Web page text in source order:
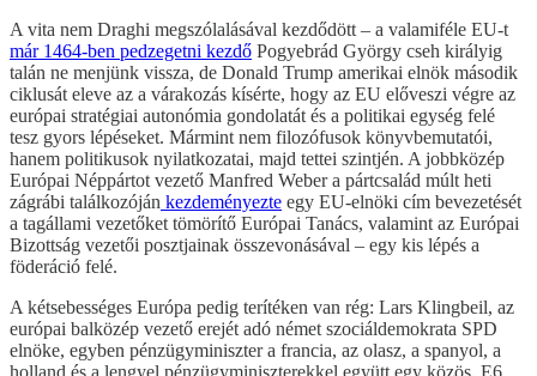
A vita nem Draghi megszólalásával kezdődött – a valamiféle EU-t
már 1464-ben pedzegetni kezdő Pogyebrád György cseh királyig
talán ne menjünk vissza, de Donald Trump amerikai elnök második
ciklusát eleve az a várakozás kísérte, hogy az EU előveszi végre az
európai stratégiai autonómia gondolatát és a politikai egység felé
tesz gyors lépéseket. Mármint nem filozófusok könyvbemutatói,
hanem politikusok nyilatkozatai, majd tettei szintjén. A jobbközép
Európai Néppártot vezető Manfred Weber a pártcsalád múlt heti
zágrábi találkozóján kezdeményezte egy EU-elnöki cím bevezetését
a tagállami vezetőket tömörítő Európai Tanács, valamint az Európai
Bizottság vezetői posztjainak összevonásával – egy kis lépés a
föderáció felé.
A kétsebességes Európa pedig terítéken van rég: Lars Klingbeil, az
európai balközép vezető erejét adó német szociáldemokrata SPD
elnöke, egyben pénzügyminiszter a francia, az olasz, a spanyol, a
holland és a lengyel pénzügyminiszterekkel együtt egy közös, E6